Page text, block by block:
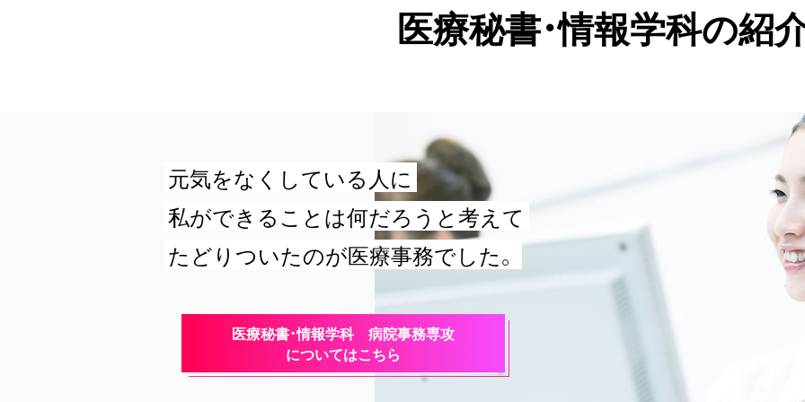
医療秘書・情報学科の紹
元気をなくしている人に
私ができることは何だろうと考えて
たどりついたのが医療事務でした。
医療秘書・情報学科 病院事務専攻
についてはこちら